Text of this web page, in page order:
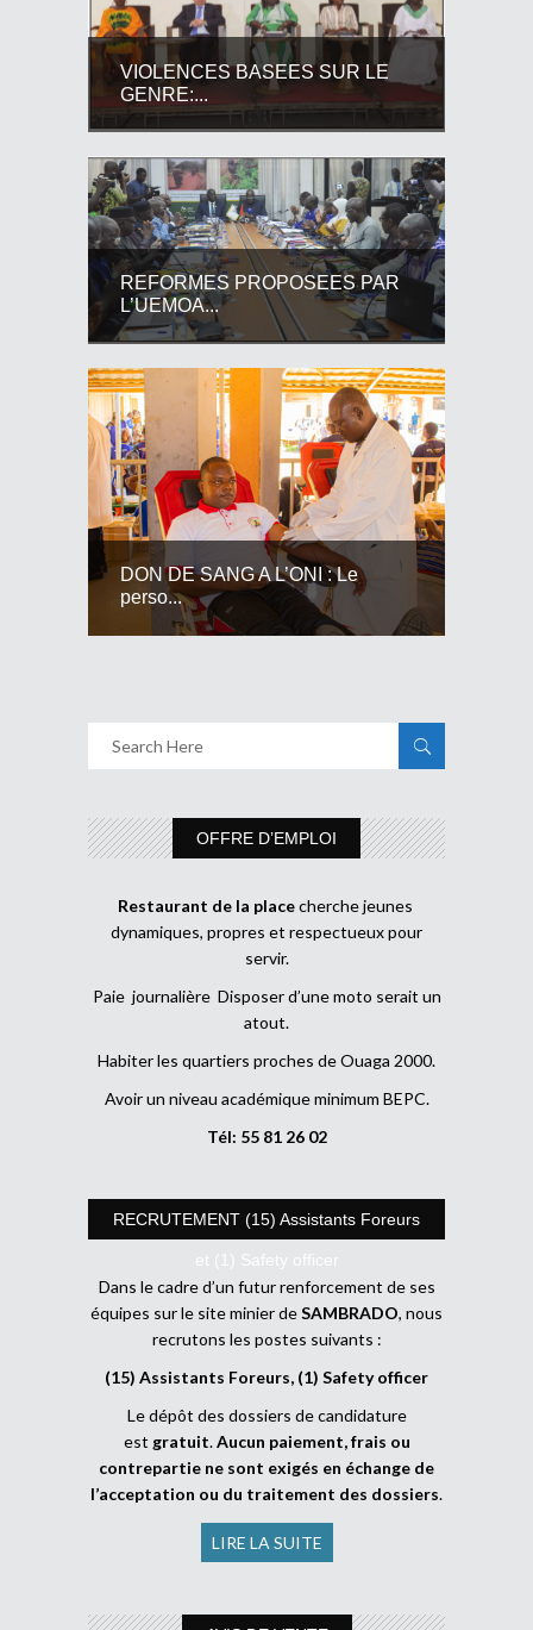
VIOLENCES BASEES SUR LE
GENRE:...
REFORMES PROPOSEES PAR
L’UEMOA...
DON DE SANG A L’ONI : Le
perso...
OFFRE D’EMPLOI
Restaurant de la placecherche jeunes
dynamiques, propres et respectueux pour
servir.
Paie journalière Disposer d’une moto serait un
atout.
Habiter les quartiers proches de Ouaga 2000.
Avoir un niveau académique minimum BEPC.
Tél: 55 81 26 02
RECRUTEMENT (15) Assistants Foreurs
et (1) Safety officer
Dans le cadre d’un futur renforcement de ses
équipes sur le site minier deSAMBRADO, nous
recrutons les postes suivants :
(15) Assistants Foreurs, (1) Safety officer
Le dépôt des dossiers de candidature
est gratuit.Aucun paiement, frais ou
contrepartie ne sont exigés en échange de
l’acceptation ou du traitement des dossiers.
LIRE LA SUITE